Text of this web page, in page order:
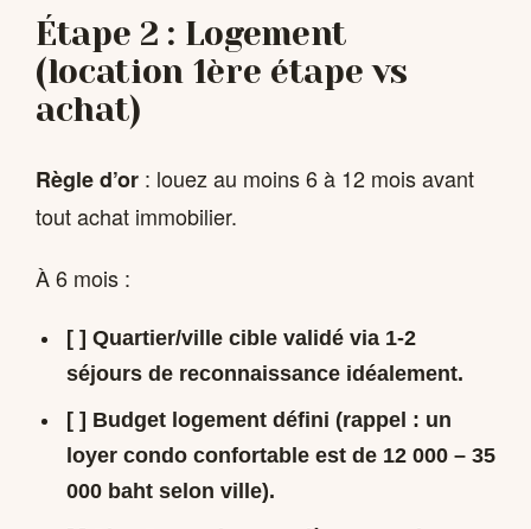
Étape 2 : Logement
(location 1ère étape vs
achat)
Règle d’or : louez au moins 6 à 12 mois avant
tout achat immobilier.
À 6 mois :
[ ] Quartier/ville cible validé via 1-2
séjours de reconnaissance idéalement.
[ ] Budget logement défini (rappel : un
loyer condo confortable est de 12 000 – 35
000 baht selon ville).